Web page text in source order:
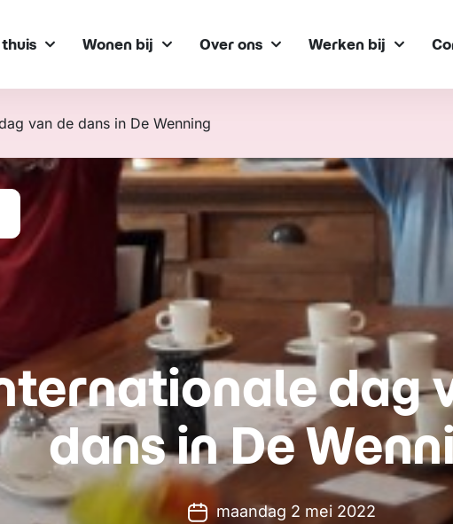
thuis Wonen bij Over ons Werken bij
van de dans in De Wenning
dag
dans in De
maandag 2 mei 2022